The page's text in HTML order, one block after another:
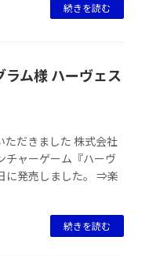
続きを読む
ム様 ハーヴェス
だきました 株式会社
ャーゲーム『ハーヴ
に発売しました。 ⇒楽
続きを読む